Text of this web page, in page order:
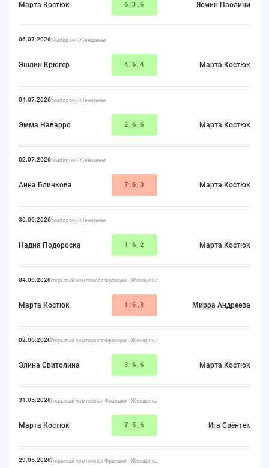
Марта Костюк 6:3,6 Ясмин Паолини
06.07.2026Уимблдон - Женщины
Эшлин Крюгер 4: 6,4 Марта Костюк
04.07.2026Уимблдон - Женщины
Эмма Наварро 2: 6,6 Марта Костюк
02.07.2026Уимблдон - Женщины
Анна Блинкова 7: 6,3 Марта Костюк
30.06.2026Уимблдон - Женщины
Надия Подороска 1: 6,2 Марта Костюк
04.06.2026Открытый чемпионат Франции - Женщины
Марта Костюк 1:6,3 Мирра Андреева
02.06.2026Открытый чемпионат Франции - Женщины
Элина Свитолина 3: 6,6 Марта Костюк
31.05.2026Открытый чемпионат Франции - Женщины
Марта Костюк 7:5,6 Ига Свёнтек
29.05.2026Открытый чемпионат Франции - Женщины